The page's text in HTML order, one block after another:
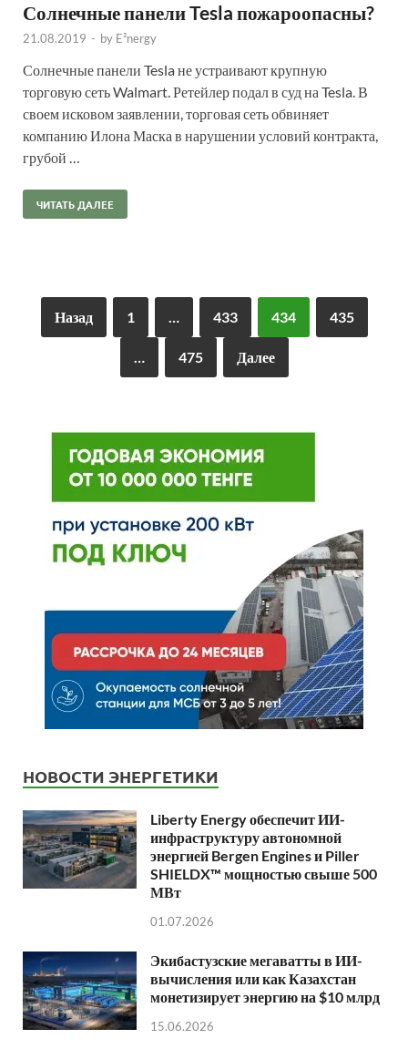
Солнечные панели Tesla пожароопасны?
21.08.2019 - by E²nergy
Солнечные панели Tesla не устраивают крупную
торговую сеть Walmart. Ретейлер подал в суд на Tesla. В
своем исковом заявлении, торговая сеть обвиняет
компанию Илона Маска в нарушении условий контракта,
грубой …
ЧИТАТЬ ДАЛЕЕ
Назад 1 … 433 434 435
… 475 Далее
НОВОСТИ ЭНЕРГЕТИКИ
Liberty Energy обеспечит ИИ-
инфраструктуру автономной
энергией Bergen Engines и Piller
SHIELDX™ мощностью свыше 500
МВт
01.07.2026
Экибастузские мегаватты в ИИ-
вычисления или как Казахстан
монетизирует энергию на $10 млрд
15.06.2026